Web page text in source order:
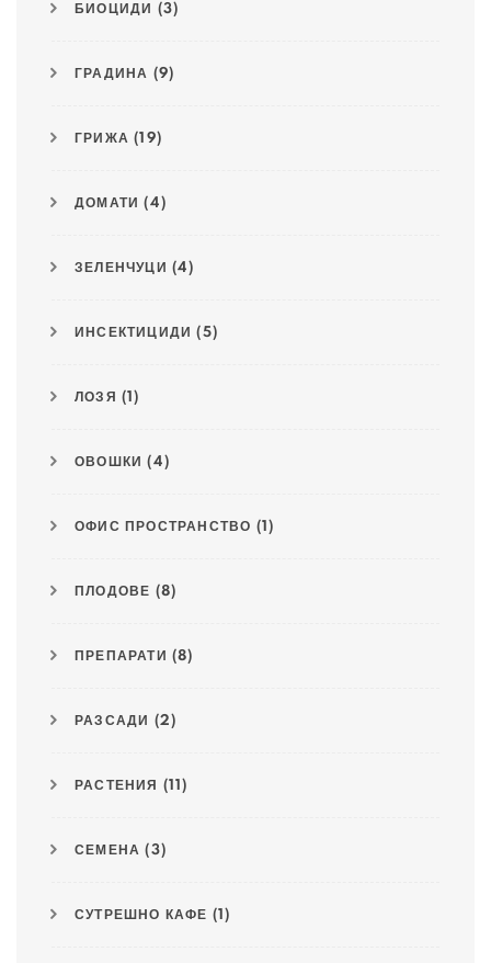
БИОЦИДИ (3)
ГРАДИНА (9)
ГРИЖА (19)
ДОМАТИ (4)
ЗЕЛЕНЧУЦИ (4)
ИНСЕКТИЦИДИ (5)
ЛОЗЯ (1)
ОВОШКИ (4)
ОФИС ПРОСТРАНСТВО (1)
ПЛОДОВЕ (8)
ПРЕПАРАТИ (8)
РАЗСАДИ (2)
РАСТЕНИЯ (11)
СЕМЕНА (3)
СУТРЕШНО КАФЕ (1)